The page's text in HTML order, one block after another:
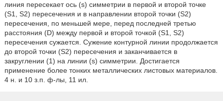
линия пересекает ось (s) симметрии в первой и второй точке
(S1, S2) пересечения и в направлении второй точки (S2)
пересечения, по меньшей мере, перед последней третью
расстояния (D) между первой и второй точкой (S1, S2)
пересечения сужается. Сужение контурной линии продолжается
до второй точки (S2) пересечения и заканчивается в
закруглении (1) на линии (s) симметрии. Достигается
применение более тонких металлических листовых материалов.
4 н. и 10 з.п. ф-лы, 11 ил.